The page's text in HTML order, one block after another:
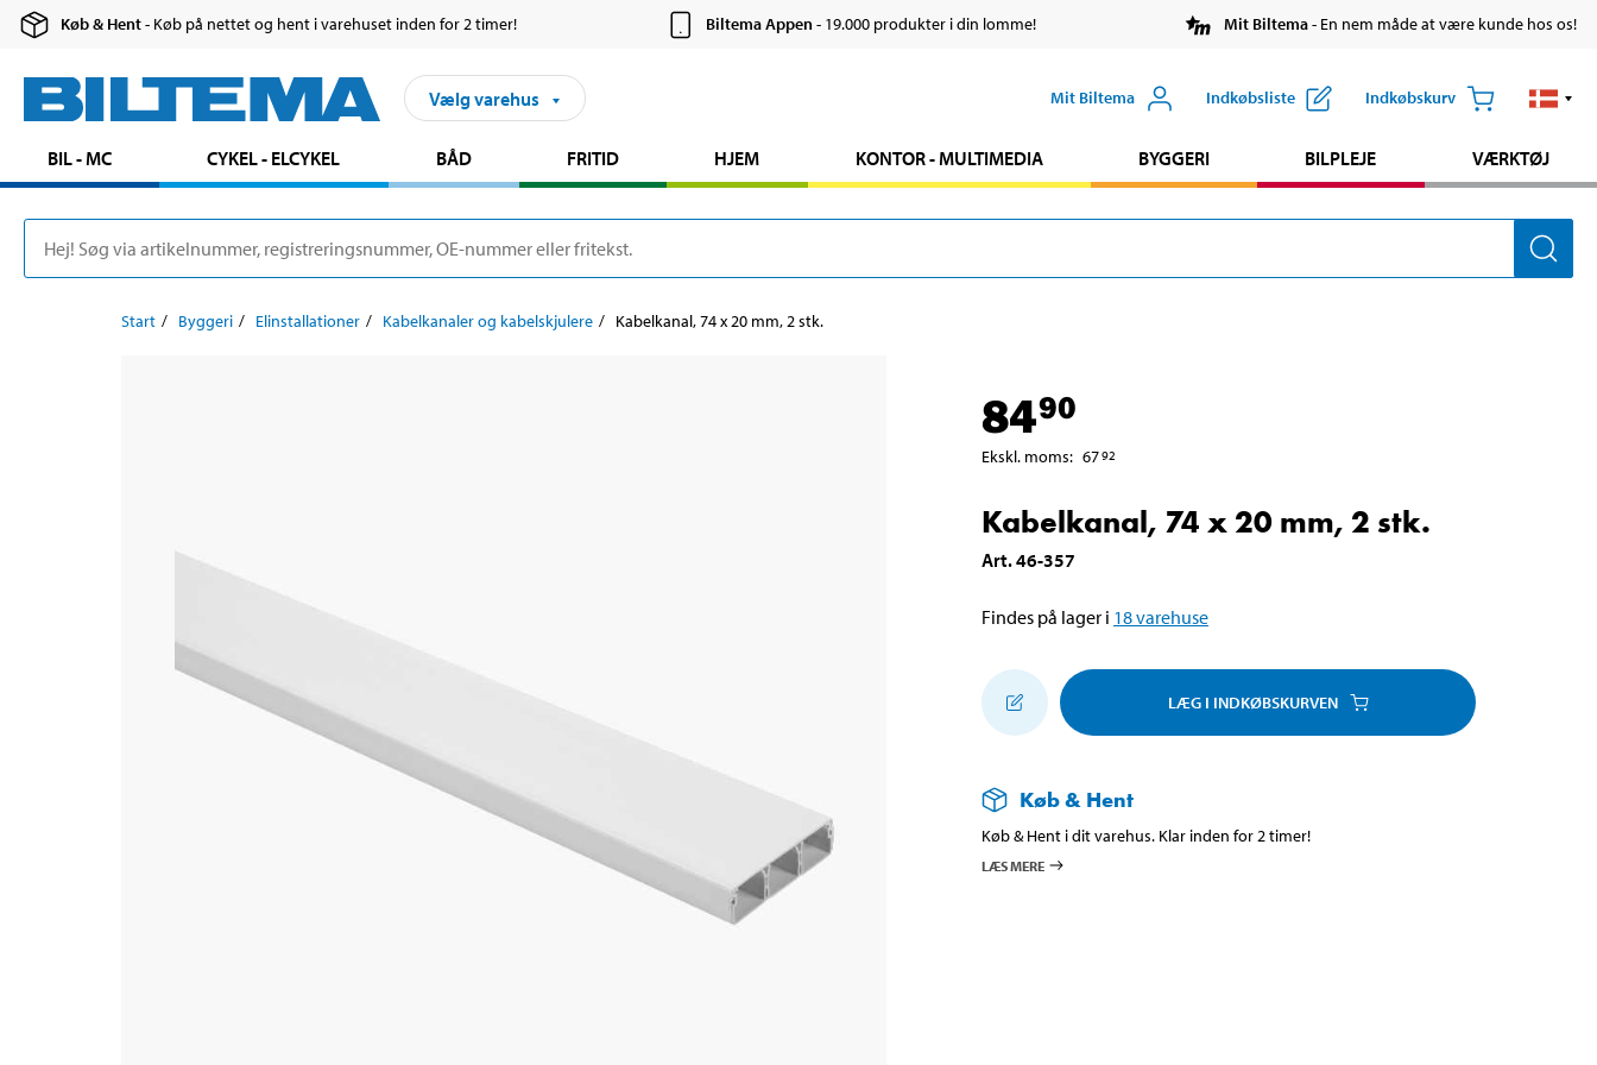
Køb & Hent- Køb på nettet og hent i varehuset inden for 2 timer! Biltema Appen- 19.000 produkter i din lomme! Mit Biltema- En nem måde at være kunde hos os!
Vælg varehus Mit Biltema Indkøbsliste Indkøbskurv
BIL - MC CYKEL - ELCYKEL BÅD FRITID HJEM KONTOR - MULTIMEDIA BYGGERI BILPLEJE VÆRKTØJ
Start Byggeri Elinstallationer Kabelkanaler og kabelskjulere Kabelkanal, 74 x 20 mm, 2 stk.
8490
Ekskl. moms: 6792
Kabelkanal, 74 x 20 mm, 2 stk.
Art.46-357
Findes på lager i 18varehuse
LÆG I INDKØBSKURVEN
Køb & Hent
Køb & Hent i dit varehus. Klar inden for 2 timer!
LÆS MERE